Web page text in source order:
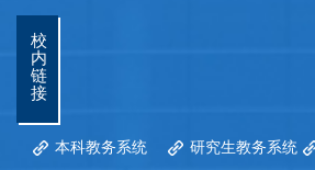
校
内
链
接
本科教务系统 研究生教务系统